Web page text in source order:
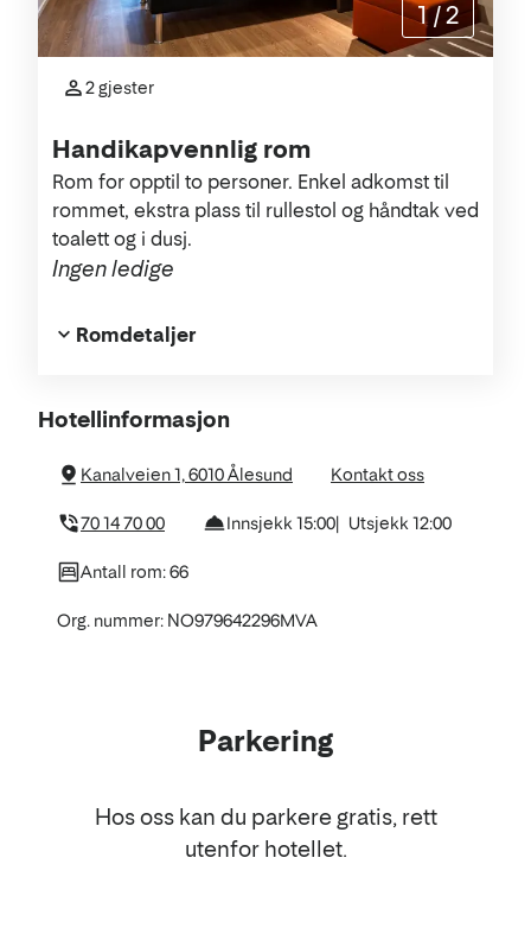
Handikapvennlig rom
Ingen ledige
Rom for opptil to personer. Enkel adkomst til
rommet, ekstra plass til rullestol og håndtak ved
toalett og i dusj.
2 gjester
Romdetaljer
1 /2
Om
hotellet
Hotellinformasjon
Kanalveien 1, 6010 Ålesund Kontakt oss
70 14 70 00 Innsjekk 15:00 Utsjekk 12:00
Antall rom: 66
Org. nummer: NO979642296MVA
Parkering
Hos oss kan du parkere gratis, rett
utenfor hotellet.